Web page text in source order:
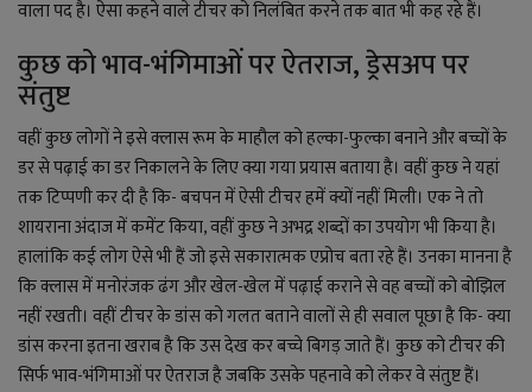
वाला पद है। ऐसा कहने वाले टीचर को निलंबित करने तक बात भी कह रहे हैं।
कुछ को भाव-भंगिमाओं पर ऐतराज, ड्रेसअप पर
संतुष्ट
वहीं कुछ लोगों ने इसे क्लास रूम के माहौल को हल्का-फुल्का बनाने और बच्चों के
डर से पढ़ाई का डर निकालने के लिए क्या गया प्रयास बताया है। वहीं कुछ ने यहां
तक टिप्पणी कर दी है कि- बचपन में ऐसी टीचर हमें क्यों नहीं मिली। एक ने तो
शायराना अंदाज में कमेंट किया, वहीं कुछ ने अभद्र शब्दों का उपयोग भी किया है।
हालांकि कई लोग ऐसे भी हैं जो इसे सकारात्मक एप्रोच बता रहे हैं। उनका मानना है
कि क्लास में मनोरंजक ढंग और खेल-खेल में पढ़ाई कराने से वह बच्चों को बोझिल
नहीं रखती। वहीं टीचर के डांस को गलत बताने वालों से ही सवाल पूछा है कि- क्या
डांस करना इतना खराब है कि उस देख कर बच्चे बिगड़ जाते हैं। कुछ को टीचर की
सिर्फ भाव-भंगिमाओं पर ऐतराज है जबकि उसके पहनावे को लेकर वे संतुष्ट हैं।